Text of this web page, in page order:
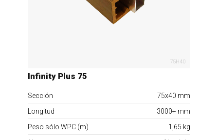
75H40
Infinity Plus 75
Sección
75x40 mm
Longitud
3000+ mm
Peso sólo WPC (m)
1,65 kg